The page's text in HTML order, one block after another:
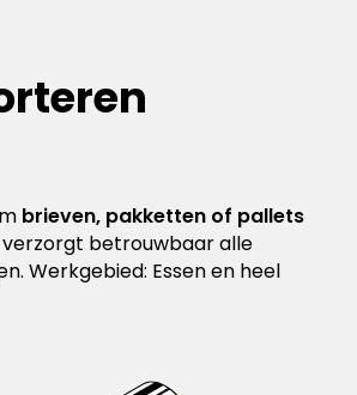
brieven, pakketten of pallets
verzorgt betrouwbaar alle
Werkgebied: Essen en heel